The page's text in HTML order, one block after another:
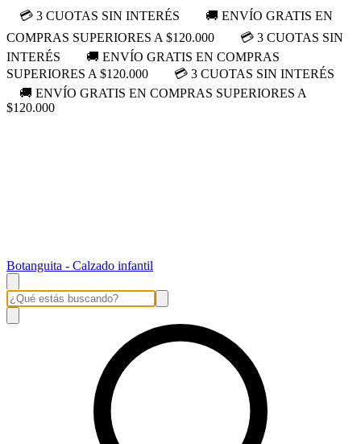
💳 3 CUOTAS SIN INTERÉS
🚚 ENVÍO GRATIS EN
COMPRAS SUPERIORES A $120.000
💳 3 CUOTAS SIN
INTERÉS
🚚 ENVÍO GRATIS EN COMPRAS
SUPERIORES A $120.000
💳 3 CUOTAS SIN INTERÉS
🚚 ENVÍO GRATIS EN COMPRAS SUPERIORES A
$120.000
Botanguita - Calzado infantil